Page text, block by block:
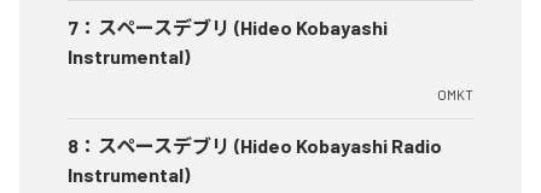
7 ： スペースデブリ (Hideo Kobayashi
Instrumental)
OMKT
8 ： スペースデブリ (Hideo Kobayashi Radio
Instrumental)